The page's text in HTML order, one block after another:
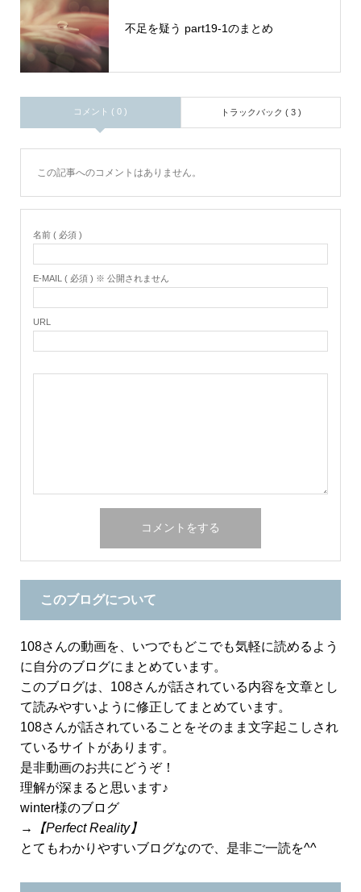
不足を疑う part19-1のまとめ
コメント ( 0 ) トラックバック ( 3 )
この記事へのコメントはありません。
名前 ( 必須 )
E-MAIL ( 必須 ) ※ 公開されません
URL
このブログについて
108さんの動画を、いつでもどこでも気軽に読めるよう
に自分のブログにまとめています。
このブログは、108さんが話されている内容を文章とし
て読みやすいように修正してまとめています。
108さんが話されていることをそのまま文字起こしされ
ているサイトがあります。
是非動画のお共にどうぞ！
理解が深まると思います♪
winter様のブログ
→
【Perfect Reality】
とてもわかりやすいブログなので、是非ご一読を^^